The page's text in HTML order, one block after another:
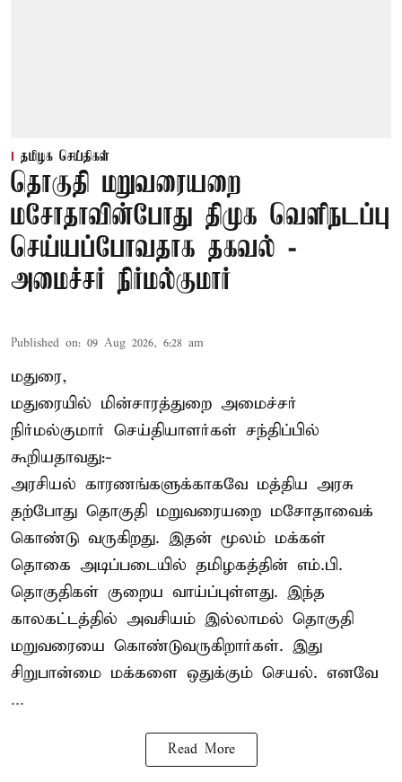
தமிழக செய்திகள்
தொகுதி மறுவரையறை
மசோதாவின்போது திமுக வெளிநடப்பு
செய்யப்போவதாக தகவல் -
அமைச்சர் நிர்மல்குமார்
Published on: 09 Aug 2026, 6:28 am
மதுரை,
மதுரையில் மின்சாரத்துறை அமைச்சர்
நிர்மல்குமார் செய்தியாளர்கள் சந்திப்பில்
கூறியதாவது:-
அரசியல் காரணங்களுக்காகவே மத்திய அரசு
தற்போது தொகுதி மறுவரையறை மசோதாவைக்
கொண்டு வருகிறது. இதன் மூலம் மக்கள்
தொகை அடிப்படையில் தமிழகத்தின் எம்.பி.
தொகுதிகள் குறைய வாய்ப்புள்ளது. இந்த
காலகட்டத்தில் அவசியம் இல்லாமல் தொகுதி
மறுவரையை கொண்டுவருகிறார்கள். இது
சிறுபான்மை மக்களை ஒதுக்கும் செயல். எனவே
...
Read More